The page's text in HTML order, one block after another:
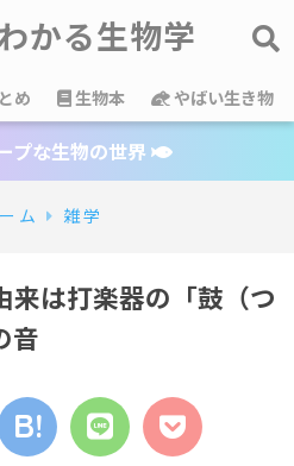
かる生物学
め 生物本 やばい生き物
プな生物の世界
ム 雑学
来は打楽器の「鼓（つ
音